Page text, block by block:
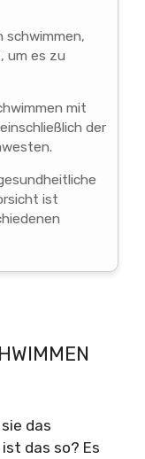
schwimmen,
um es zu
mit
der
ist
das
das so? Es